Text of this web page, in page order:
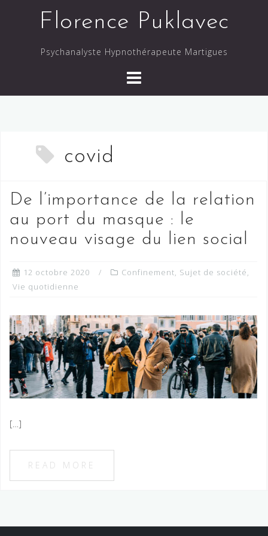
Florence Puklavec
Psychanalyste Hypnothérapeute Martigues
covid
De l’importance de la relation
au port du masque : le
nouveau visage du lien social
12 octobre 2020 Confinement, Sujet de société,
Vie quotidienne
[…]
READ MORE